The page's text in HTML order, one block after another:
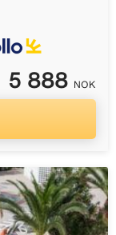
5 888 NOK